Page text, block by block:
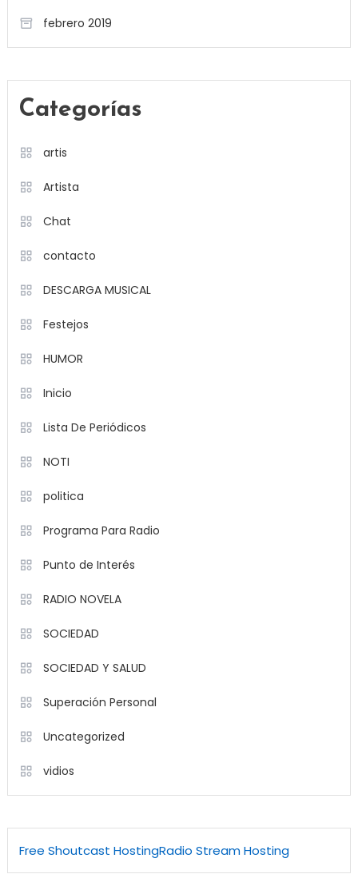
febrero 2019
Categorías
artis
Artista
Chat
contacto
DESCARGA MUSICAL
Festejos
HUMOR
Inicio
Lista De Periódicos
NOTI
politica
Programa Para Radio
Punto de Interés
RADIO NOVELA
SOCIEDAD
SOCIEDAD Y SALUD
Superación Personal
Uncategorized
vidios
Free Shoutcast HostingRadio Stream Hosting